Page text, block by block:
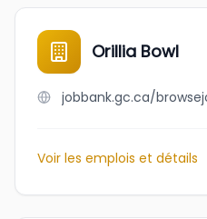
Orillia Bowl
Voir les emplois et détails